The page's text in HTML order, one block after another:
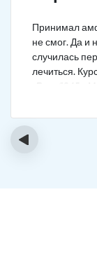
Принимал
не смог. Да и
случилась
лечиться.
«Рехаб365».
‹